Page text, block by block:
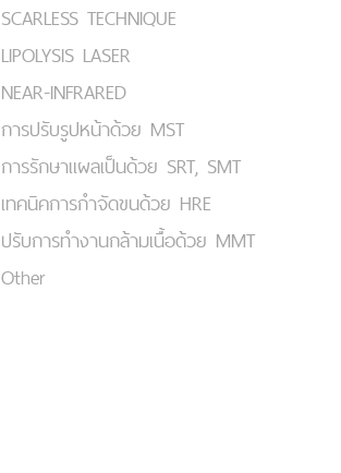
SCARLESS TECHNIQUE
LIPOLYSIS LASER
NEAR-INFRARED
การปรับรูปหน้าด้วย MST
การรักษาแผลเป็นด้วย SRT, SMT
เทคนิคการกำจัดขนด้วย HRE
ปรับการทำงานกล้ามเนื้อด้วย MMT
Other